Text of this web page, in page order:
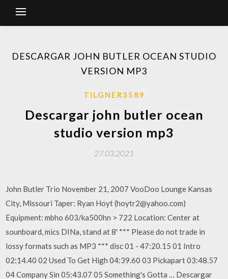
DESCARGAR JOHN BUTLER OCEAN STUDIO
VERSION MP3
TILGNER3589
Descargar john butler ocean
studio version mp3
27.03.2021
John Butler Trio November 21, 2007 VooDoo Lounge Kansas
City, Missouri Taper: Ryan Hoyt (hoytr2@yahoo.com)
Equipment: mbho 603/ka500hn > 722 Location: Center at
sounboard, mics DINa, stand at 8' *** Please do not trade in
lossy formats such as MP3 *** disc 01 - 47:20.15 01 Intro
02:14.40 02 Used To Get High 04:39.60 03 Pickapart 03:48.57
04 Company Sin 05:43.07 05 Something's Gotta … Descargar